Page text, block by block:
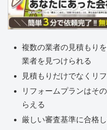
複数の業者の見積もり
業者を見つけられる
見積もりだけでなくリ
リフォームプランはそ
らえる
厳しい審査基準に合格